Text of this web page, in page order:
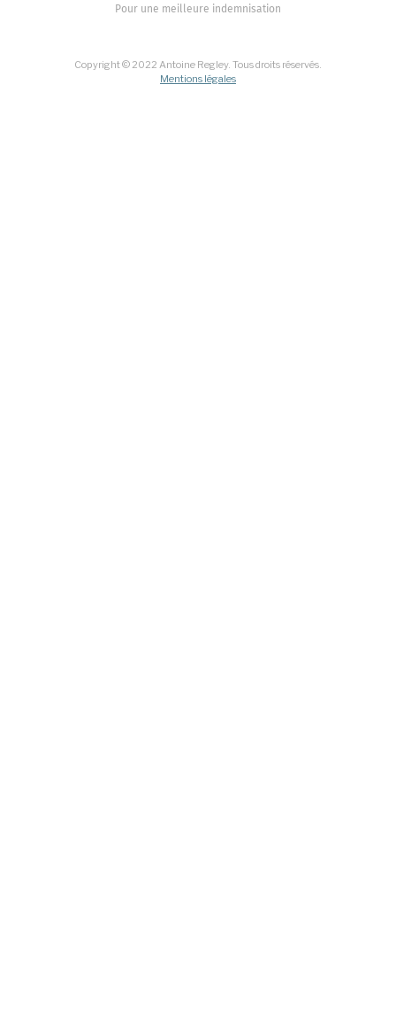
Pour une meilleure indemnisation
Copyright © 2022 Antoine Regley. Tous droits réservés.
Mentions légales